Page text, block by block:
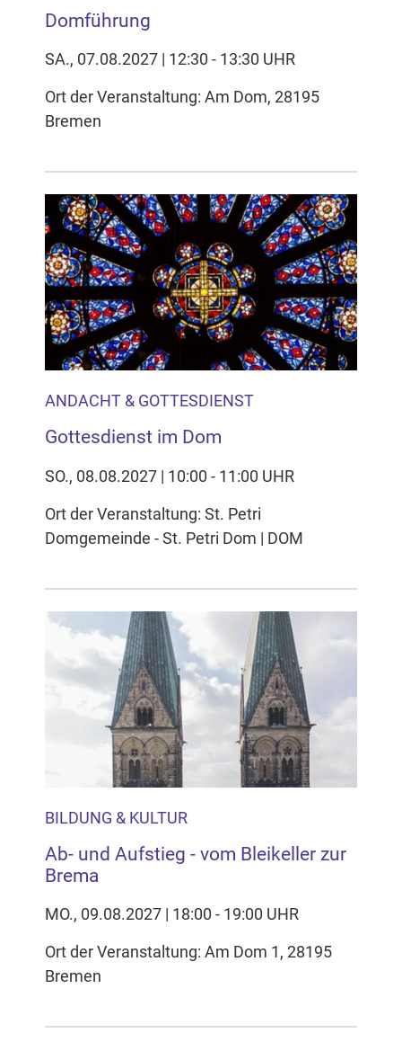
Domführung
SA., 07.08.2027 | 12:30 - 13:30 UHR
Ort der Veranstaltung: Am Dom, 28195
Bremen
ANDACHT & GOTTESDIENST
Gottesdienst im Dom
SO., 08.08.2027 | 10:00 - 11:00 UHR
Ort der Veranstaltung: St. Petri
Domgemeinde - St. Petri Dom | DOM
BILDUNG & KULTUR
Ab- und Aufstieg - vom Bleikeller zur
Brema
MO., 09.08.2027 | 18:00 - 19:00 UHR
Ort der Veranstaltung: Am Dom 1, 28195
Bremen